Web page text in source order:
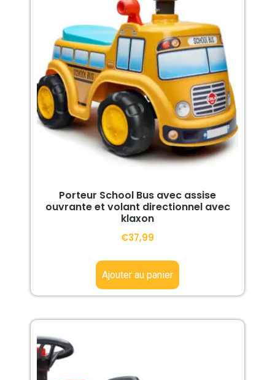
Porteur School Bus avec assise
ouvrante et volant directionnel avec
klaxon
€37,99
Ajouter au panier